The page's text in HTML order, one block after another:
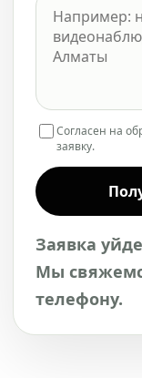
Согласен на
заявку.
Заявка
Мы
телефону.